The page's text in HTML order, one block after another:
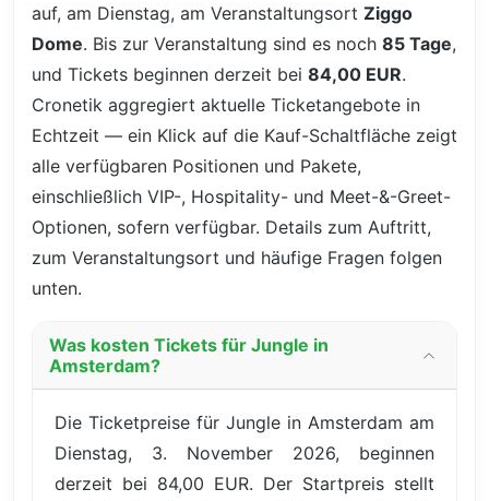
auf, am Dienstag, am Veranstaltungsort Ziggo
Dome. Bis zur Veranstaltung sind es noch 85 Tage,
und Tickets beginnen derzeit bei 84,00 EUR.
Cronetik aggregiert aktuelle Ticketangebote in
Echtzeit — ein Klick auf die Kauf-Schaltfläche zeigt
alle verfügbaren Positionen und Pakete,
einschließlich VIP-, Hospitality- und Meet-&-Greet-
Optionen, sofern verfügbar. Details zum Auftritt,
zum Veranstaltungsort und häufige Fragen folgen
unten.
Was kosten Tickets für Jungle in
Amsterdam?
Die Ticketpreise für Jungle in Amsterdam am
Dienstag, 3. November 2026, beginnen
derzeit bei 84,00 EUR. Der Startpreis stellt